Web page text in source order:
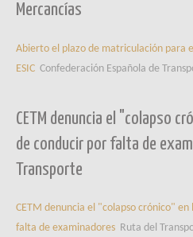
Mercancías
Abierto el plazo de matriculación para
ESIC Confederación Española de
CETM denuncia el "colapso
de conducir por falta de
Transporte
CETM denuncia el "colapso crónico"
falta de examinadores Ruta del